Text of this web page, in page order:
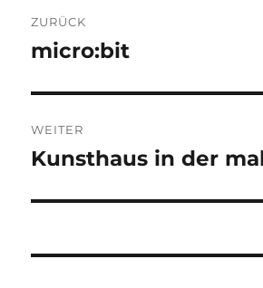
ZURÜCK
Vorheriger
micro:bit
WEITER
Nächster
Kunsthaus in der